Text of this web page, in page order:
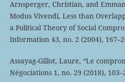
Arnsperger, Christian, and
Modus Vivendi, Less than
a Political Theory of Social
Information 43, no. 2 (2004),
Assayag-Gillot, Laure, “Le
Négociations 1, no. 29 (2018),